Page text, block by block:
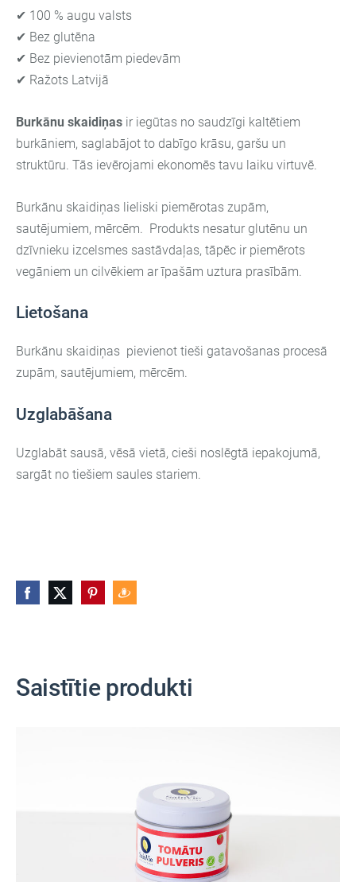
✔ 100 % augu valsts
✔ Bez glutēna
✔ Bez pievienotām piedevām
✔ Ražots Latvijā
Burkānu skaidiņas ir iegūtas no saudzīgi kaltētiem
burkāniem, saglabājot to dabīgo krāsu, garšu un
struktūru. Tās ievērojami ekonomēs tavu laiku virtuvē.
Burkānu skaidiņas lieliski piemērotas zupām,
sautējumiem, mērcēm. Produkts nesatur glutēnu un
dzīvnieku izcelsmes sastāvdaļas, tāpēc ir piemērots
vegāniem un cilvēkiem ar īpašām uztura prasībām.
Lietošana
Burkānu skaidiņas pievienot tieši gatavošanas procesā
zupām, sautējumiem, mērcēm.
Uzglabāšana
Uzglabāt sausā, vēsā vietā, cieši noslēgtā iepakojumā,
sargāt no tiešiem saules stariem.
Saistītie produkti